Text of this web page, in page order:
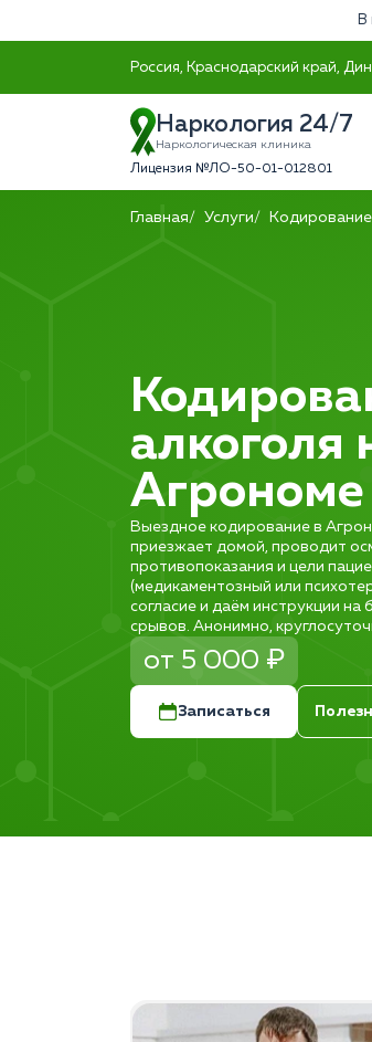
В
Россия, Краснодарский край,
Наркология 24/7
Наркологическая клиника
Лицензия №ЛО-50-01-012801
Главная Услуги
алкоголя
Агрономе
Выездное кодирование в
приезжает домой, проводит
противопоказания и цели
(медикаментозный или
согласие и даём инструкции
срывов. Анонимно,
от 5 000 ₽
Записаться